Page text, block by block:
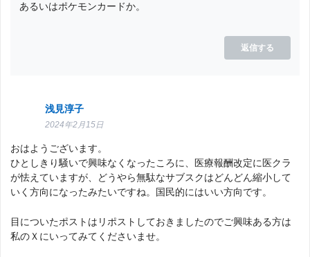
あるいはポケモンカードか。
返信する
浅見淳子
2024年2月15日
おはようございます。
ひとしきり騒いで興味なくなったころに、医療報酬改定に医クラ
が怯えていますが、どうやら無駄なサブスクはどんどん縮小して
いく方向になったみたいですね。国民的にはいい方向です。
目についたポストはリポストしておきましたのでご興味ある方は
私のＸにいってみてくださいませ。